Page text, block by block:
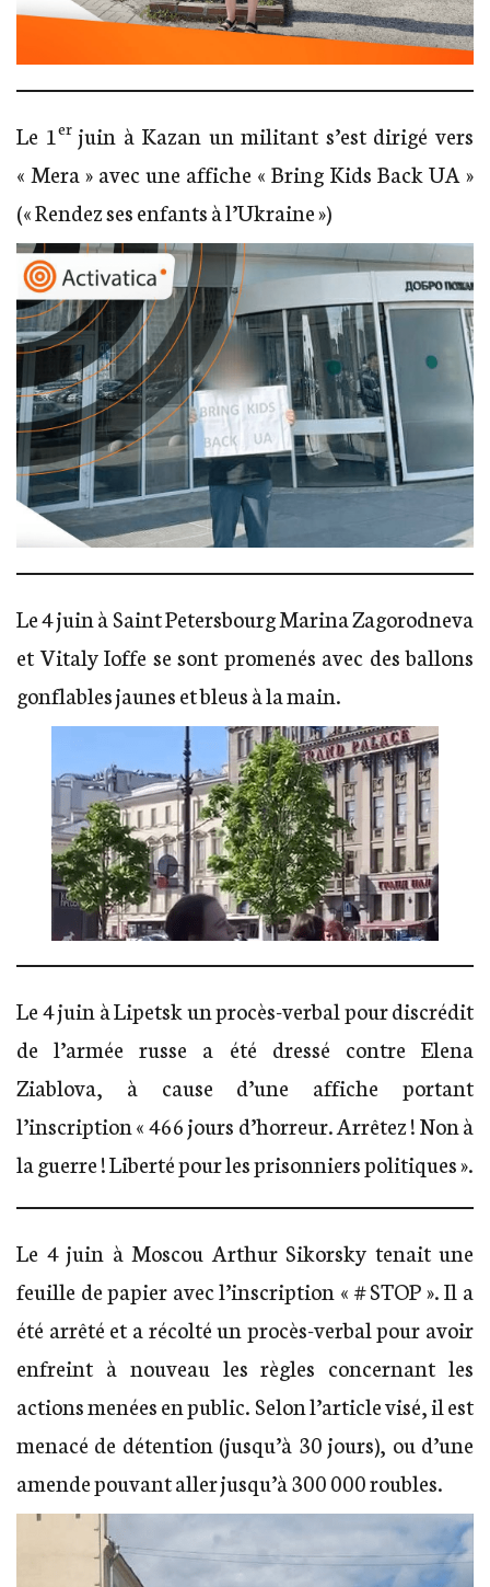
Le 1 erjuin à Kazan un militant s’est dirigé vers
« Mera » avec une affiche « Bring Kids Back UA »
(« Rendez ses enfants à l’Ukraine »)
Le 4 juin à Saint Petersbourg Marina Zagorodneva
et Vitaly Ioffe se sont promenés avec des ballons
gonflables jaunes et bleus à la main.
Le 4 juin à Lipetsk un procès-verbal pour discrédit
de l’armée russe a été dressé contre Elena
Ziablova, à cause d’une affiche portant
l’inscription « 466 jours d’horreur. Arrêtez ! Non à
la guerre ! Liberté pour les prisonniers politiques ».
Le 4 juin à Moscou Arthur Sikorsky tenait une
feuille de papier avec l’inscription « # STOP ». Il a
été arrêté et a récolté un procès-verbal pour avoir
enfreint à nouveau les règles concernant les
actions menées en public. Selon l’article visé, il est
menacé de détention (jusqu’à 30 jours), ou d’une
amende pouvant aller jusqu’à 300 000 roubles.